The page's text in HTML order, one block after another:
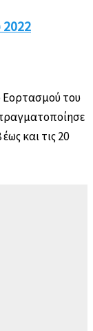
Εορτασμού του
και τις 20